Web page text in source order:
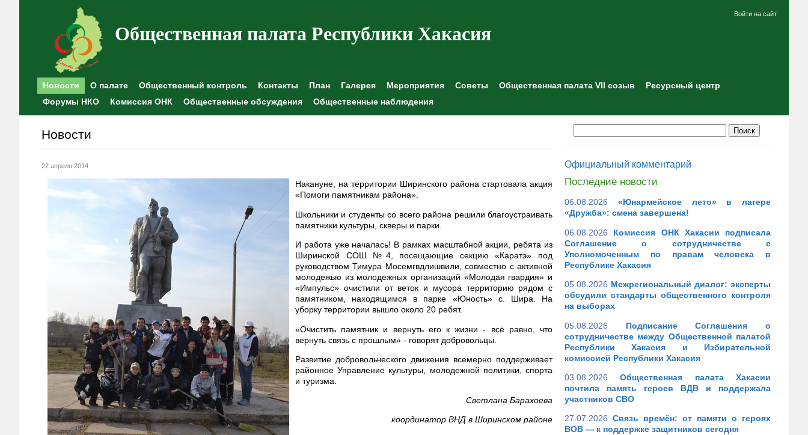
Общественная палата Республики Хакасия
Войти на сайт
Новости О палате Общественный контроль Контакты План Галерея Мероприятия Советы Общественная палата VII созыв
Ресурсный центр
Форумы НКО
Комиссия ОНК Общественные обсуждения Общественные наблюдения
Новости
22 апреля 2014
Накануне, на территории Ширинского района стартовала акция
«Помоги памятникам района».
Школьники и студенты со всего района решили благоустраивать
памятники культуры, скверы и парки.
И работа уже началась! В рамках масштабной акции, ребята из
Ширинской СОШ №4, посещающие секцию «Каратэ» под
руководством Тимура Мосемгвдлишвили, совместно с активной
молодежью из молодежных организаций «Молодая гвардия» и
«Импульс» очистили от веток и мусора территорию рядом с
памятником, находящимся в парке «Юность» с. Шира. На
уборку территории вышло около 20 ребят.
«Очистить памятник и вернуть его к жизни - всё равно, что
вернуть связь с прошлым» - говорят добровольцы.
Развитие добровольческого движения всемерно поддерживает
районное Управление культуры, молодежной политики, спорта
и туризма.
Светлана Барахоева
координатор ВНД в Ширинском районе
Официальный комментарий
Последние новости
06.08.2026
«Юнармейское лето» в лагере
«Дружба»: смена завершена!
06.08.2026
Комиссия ОНК Хакасии подписала
Соглашение о сотрудничестве с
Уполномоченным по правам человека в
Республике Хакасия
05.08.2026 Межрегиональный диалог: эксперты
обсудили стандарты общественного контроля
на выборах
05.08.2026
Подписание Соглашения о
сотрудничестве между Общественной палатой
Республики Хакасия и Избирательной
комиссией Республики Хакасия
03.08.2026
Общественная палата Хакасии
почтила память героев ВДВ и поддержала
участников СВО
27.07.2026 Связь времён: от памяти о героях
ВОВ — к поддержке защитников сегодня